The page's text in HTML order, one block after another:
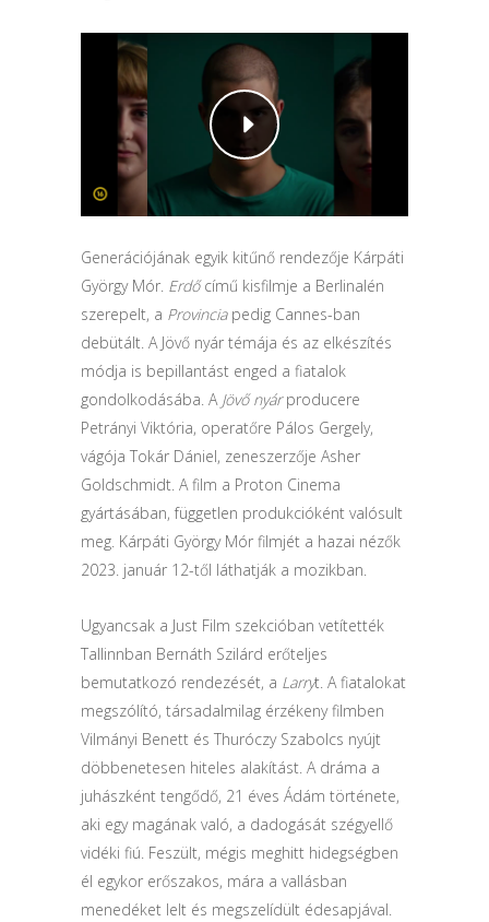
Generációjának egyik kitűnő rendezője Kárpáti
György Mór. Erdőcímű kisfilmje a Berlinalén
szerepelt, a Provinciapedig Cannes-ban
debütált. A Jövő nyár témája és az elkészítés
módja is bepillantást enged a fiatalok
gondolkodásába. A Jövő nyárproducere
Petrányi Viktória, operatőre Pálos Gergely,
vágója Tokár Dániel, zeneszerzője Asher
Goldschmidt. A film a Proton Cinema
gyártásában, független produkcióként valósult
meg. Kárpáti György Mór filmjét a hazai nézők
2023. január 12-től láthatják a mozikban.
Ugyancsak a Just Film szekcióban vetítették
Tallinnban Bernáth Szilárd erőteljes
bemutatkozó rendezését, a Larryt. A fiatalokat
megszólító, társadalmilag érzékeny filmben
Vilmányi Benett és Thuróczy Szabolcs nyújt
döbbenetesen hiteles alakítást. A dráma a
juhászként tengődő, 21 éves Ádám története,
aki egy magának való, a dadogását szégyellő
vidéki fiú. Feszült, mégis meghitt hidegségben
él egykor erőszakos, mára a vallásban
menedéket lelt és megszelídült édesapjával.